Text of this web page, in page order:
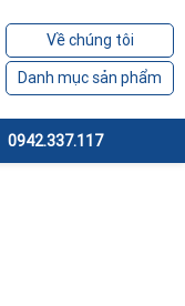
Về chúng tôi
Danh mục sản phẩm
0942.337.117